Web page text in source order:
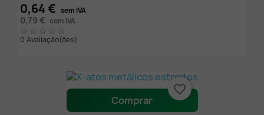
0,64 € sem IVA
0,79 € com IVA
0 Avaliação(ões)
Comprar
favorite_border